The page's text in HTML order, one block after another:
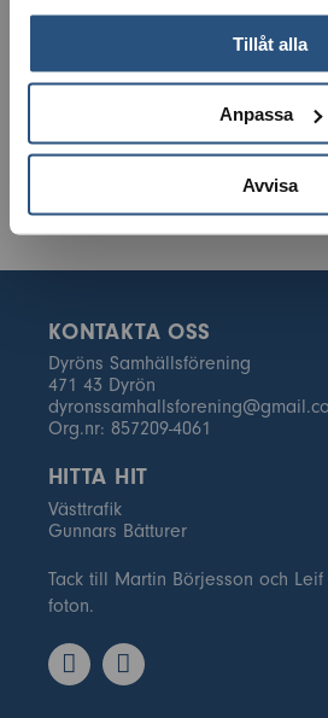
Tillåt alla
Anpassa
Avvisa
KONTAKTA OSS
Dyröns Samhällsförening
471 43 Dyrön
Org.nr: 857209-4061
HITTA HIT
Västtrafik
Gunnars Båtturer
Tack till Martin Börjesson och
foton.